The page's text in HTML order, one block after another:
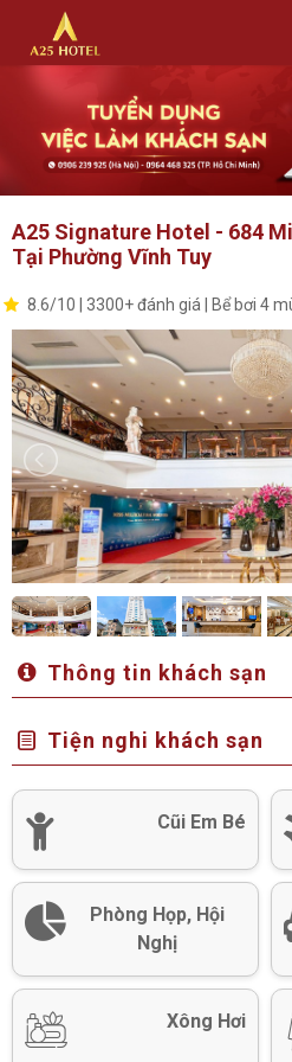
A25 Signature Hotel - 684
Tại Phường Vĩnh Tuy
8.6/10 | 3300+ đánh giá | Bể bơi 4
Thông tin khách sạn
Tiện nghi khách sạn
Cũi Em Bé
Phòng Họp, Hội
Nghị
Xông Hơi